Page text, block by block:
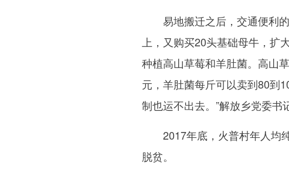
易地搬迁之后，交通便利的
上，又购买20头基础母牛，扩
种植高山草莓和羊肚菌。高山
元，羊肚菌每斤可以卖到80到
制也运不出去。”解放乡党委书
2017年底，火普村年人均纯
脱贫。